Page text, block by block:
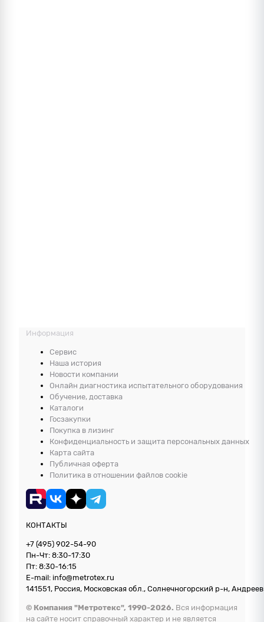
Информация
Сервис
Наша история
Новости компании
Онлайн диагностика испытательного оборудования
Обучение, доставка
Каталоги
Госзакупки
Покупка в лизинг
Конфиденциальность и защита персональных данных
Карта сайта
Публичная оферта
Политика в отношении файлов cookie
КОНТАКТЫ
+7 (495) 902-54-90
Пн-Чт: 8:30-17:30
Пт: 8:30-16:15
E-mail: info@metrotex.ru
141551, Россия, Московская обл., Солнечногорский р-н,
© Компания "Метротекс", 1990-2026. Вся информация
на сайте носит справочный характер и не является